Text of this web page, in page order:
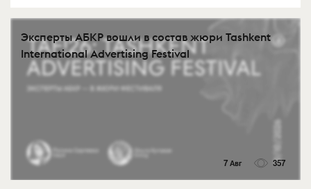
Эксперты АБКР вошли в состав жюри Tashkent
International Advertising Festival
7 Авг 357